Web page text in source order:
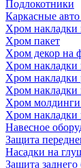
Подлокотники
Каркасные
Хром накладки
Хром пакет
Хром декор на
Хром накладки
Хром накладки
Хром накладки
Хром молдинги
Хром накладки
Навесное
Защита
Насадки на
Защита